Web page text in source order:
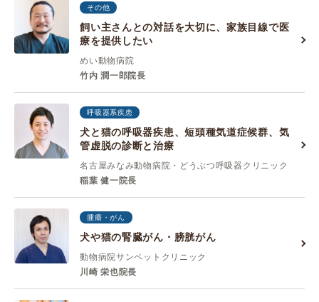
その他
飼い主さんとの対話を大切に、家族目線で医
療を提供したい
めい動物病院
竹内 潤一郎院長
呼吸器系疾患
犬と猫の呼吸器疾患、短頭種気道症候群、気
管虚脱の診断と治療
名古屋みなみ動物病院・どうぶつ呼吸器クリニック
稲葉 健一院長
腫瘍・がん
犬や猫の腎臓がん・膀胱がん
動物病院サンペットクリニック
川崎 栄也院長